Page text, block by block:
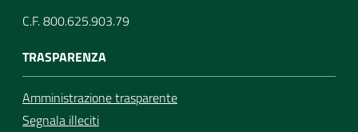
C.F. 800.625.903.79
TRASPARENZA
Amministrazione trasparente
Segnala illeciti